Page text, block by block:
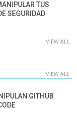
TUS
SEGURIDAD
VIEW ALL
VIEW ALL
GITHUB